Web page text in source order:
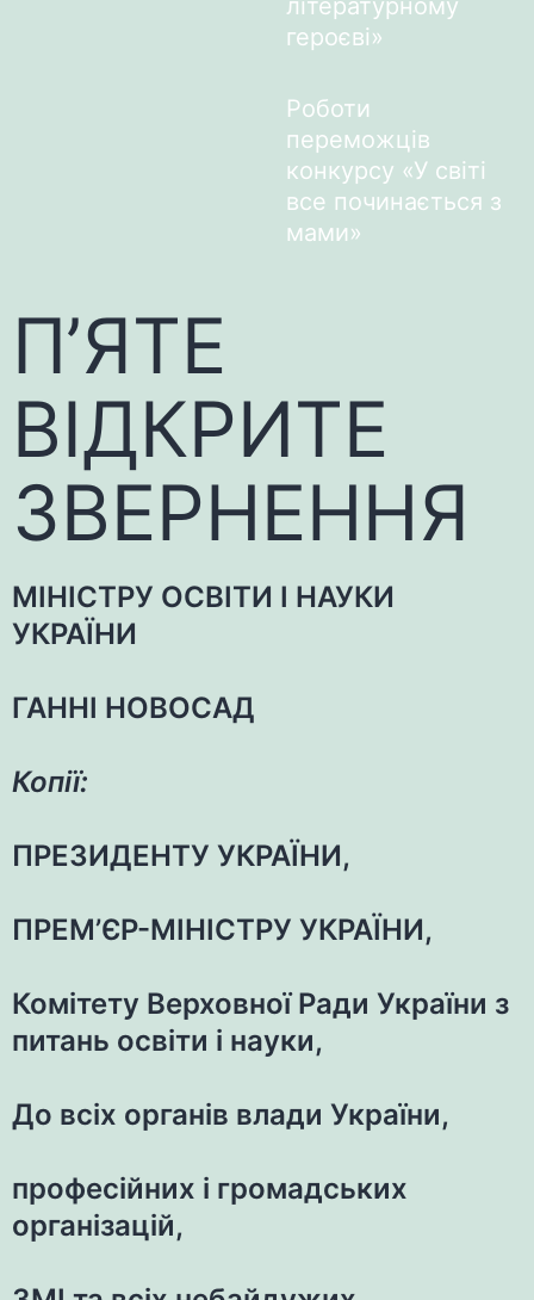
літературному
героєві»
Роботи
переможців
конкурсу «У світі
все починається з
мами»
П’ЯТЕ
ВІДКРИТЕ
ЗВЕРНЕННЯ
МІНІСТРУ ОСВІТИ І НАУКИ
УКРАЇНИ
ГАННІ НОВОСАД
Копії:
ПРЕЗИДЕНТУ УКРАЇНИ,
ПРЕМ’ЄР-МІНІСТРУ УКРАЇНИ,
Комітету Верховної Ради України з
питань освіти і науки,
До всіх органів влади України,
професійних і громадських
організацій,